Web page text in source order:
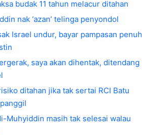
budak 11 tahun melacur ditahan
nak ‘azan’ telinga penyondol
Israel undur, bayar pampasan penuh
saya akan dihentak, ditendang
ditahan jika tak sertai RCI Batu
Muhyiddin masih tak selesai walau